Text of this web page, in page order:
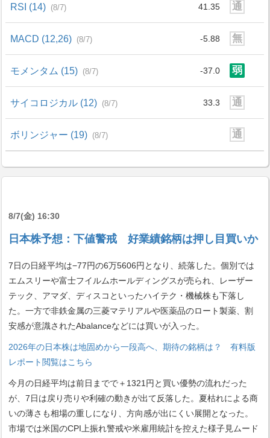
RSI (14) (8/7) 41.35 通
MACD (12,26) (8/7) -5.88 無
モメンタム (15) (8/7) -37.0 弱
サイコロジカル (12) (8/7) 33.3 通
ボリンジャー (19) (8/7) 通
8/7(金) 16:30
日本株予想：下値警戒 好業績銘柄は押し目買いか
7日の日経平均は−77円の6万5606円となり、続落した。個別では
エムスリーや富士フイルムホールディングスが売られ、レーザー
テック、アマダ、ディスコといったハイテク・機械株も下落し
た。一方で非鉄金属の三菱マテリアルや医薬品のロート製薬、割
安感が意識されたAbalanceなどには買いが入った。
2026年の日本株は地固めから一段高へ、期待の銘柄は？ 有料版
レポート閲覧はこちら
今月の日経平均は前日までで＋1321円と買い優勢の流れだった
が、7日は戻り売りや利確の動きが出て反落した。夏枯れによる商
いの薄さも相場の重しになり、方向感が出にくい展開となった。
市場では米国のCPI上振れ警戒や米雇用統計を控えた様子見ムード